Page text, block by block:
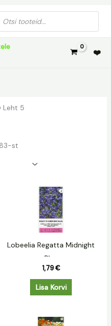
❤️
Leht 5
st
uusimate
järgi
Lobeelia Regatta Midnight
Blue
1,79€
Lisa Korvi